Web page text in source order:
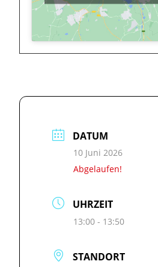
DATUM
10 Juni 2026
Abgelaufen!
UHRZEIT
13:00 - 13:50
STANDORT